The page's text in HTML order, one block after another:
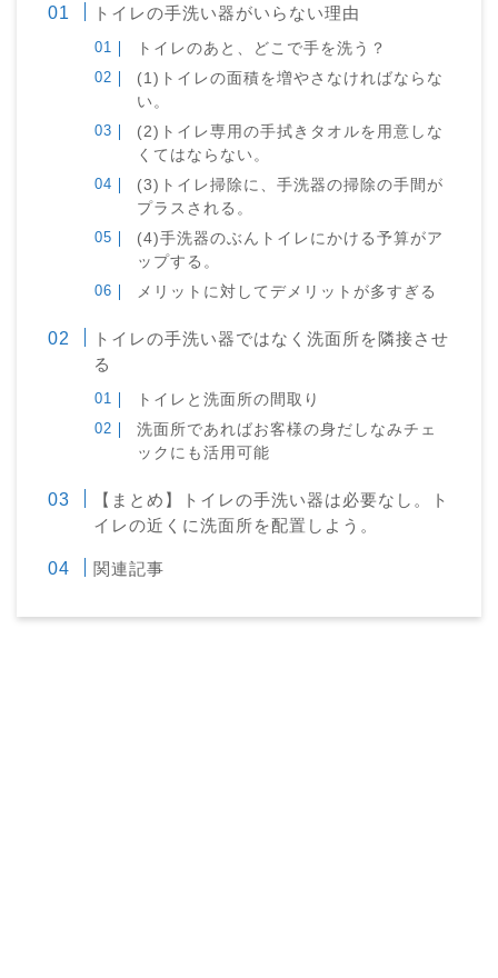
トイレの手洗い器がいらない理由
トイレのあと、どこで手を洗う？
(1)トイレの面積を増やさなければならな
い。
(2)トイレ専用の手拭きタオルを用意しな
くてはならない。
(3)トイレ掃除に、手洗器の掃除の手間が
プラスされる。
(4)手洗器のぶんトイレにかける予算がア
ップする。
メリットに対してデメリットが多すぎる
トイレの手洗い器ではなく洗面所を隣接させ
る
トイレと洗面所の間取り
洗面所であればお客様の身だしなみチェ
ックにも活用可能
【まとめ】トイレの手洗い器は必要なし。ト
イレの近くに洗面所を配置しよう。
関連記事